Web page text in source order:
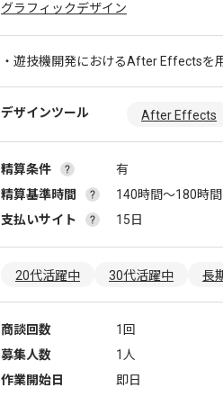
グラフィックデザイン
・遊技機開発におけるAfter Effectsを
デザインツール After Effects
精算条件
有
精算基準時間
140時間〜180時間
支払いサイト
15日
20代活躍中 30代活躍中 長
商談回数
1回
募集人数
1人
作業開始日
即日